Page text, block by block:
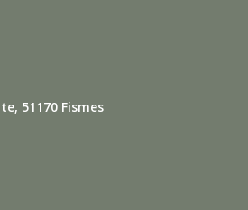
51170 Fismes